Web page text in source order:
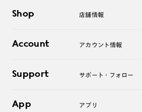
サングラス
コンタクトレンズ
アクセサリー
Shop 店舗情報
オンラインショップ
Account アカウント情報
ログアウト
Support サポート・フォロー
よくあるご質問
App アプリ